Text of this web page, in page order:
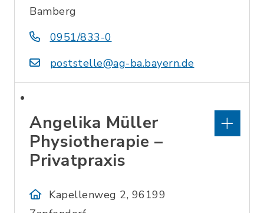
Bamberg
0951/833-0
poststelle@ag-ba.bayern.de
Angelika Müller
Physiotherapie –
Privatpraxis
Kapellenweg 2, 96199